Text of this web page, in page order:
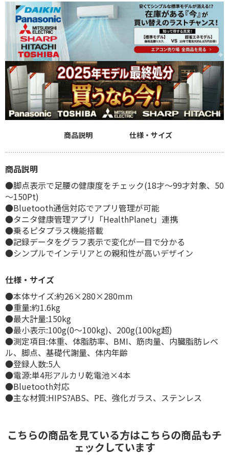
商品説明 仕様・サイズ
商品説明
●脚点表示で足腰の健康度をチェック(18才～99才対象、50
～150Pt)
●Bluetooth通信対応でアプリ管理が可能
●タニタ健康管理アプリ「HealthPlanet」連携
●乗るピタプラス機能搭載
●記録データをグラフ表示で変化が一目で分かる
●シンプルでインテリアとの親和性が高いデザイン
仕様・サイズ
●本体サイズ:約26×280×280mm
●重量:約1.6kg
●最大計量:150kg
●最小表示:100g(0～100kg)、200g(100kg超)
●測定項目:体重、体脂肪率、BMI、筋肉量、内臓脂肪レベ
ル、脚点、基礎代謝量、体内年齢
●登録人数:5人
●電源:単4形アルカリ乾電池×4本
●Bluetooth対応
●主な材質:HIPS?ABS、PE、強化ガラス、ステンレス
こちらの商品を見ている方はこちらの商品もチ
ェックしています